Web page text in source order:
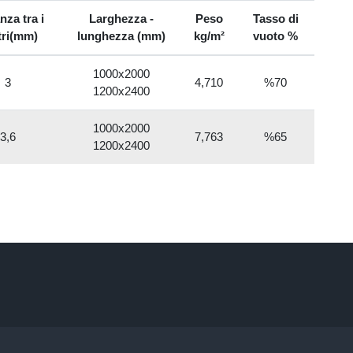
tra i
Larghezza -
lunghezza (mm)
Peso
kg/m²
Tasso di
vuoto %
3
1000x2000
1200x2400
4,710 %70
3,6
1000x2000
1200x2400
7,763 %65